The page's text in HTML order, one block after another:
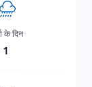
के दिन
1